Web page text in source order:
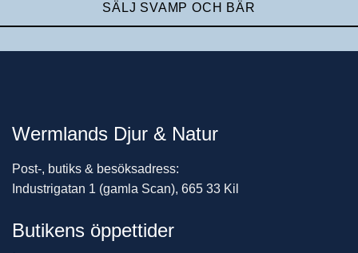
SÄLJ SVAMP OCH BÄR
Wermlands Djur & Natur
Post-, butiks & besöksadress:
Industrigatan 1 (gamla Scan), 665 33 Kil
Butikens öppettider